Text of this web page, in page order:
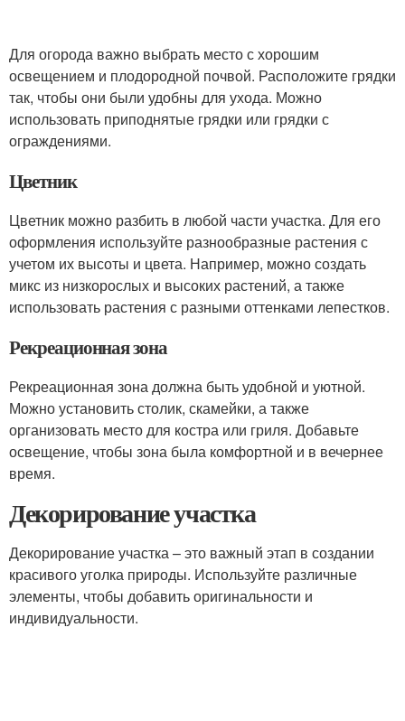
Для огорода важно выбрать место с хорошим
освещением и плодородной почвой. Расположите грядки
так, чтобы они были удобны для ухода. Можно
использовать приподнятые грядки или грядки с
ограждениями.
Цветник
Цветник можно разбить в любой части участка. Для его
оформления используйте разнообразные растения с
учетом их высоты и цвета. Например, можно создать
микс из низкорослых и высоких растений, а также
использовать растения с разными оттенками лепестков.
Рекреационная зона
Рекреационная зона должна быть удобной и уютной.
Можно установить столик, скамейки, а также
организовать место для костра или гриля. Добавьте
освещение, чтобы зона была комфортной и в вечернее
время.
Декорирование участка
Декорирование участка – это важный этап в создании
красивого уголка природы. Используйте различные
элементы, чтобы добавить оригинальности и
индивидуальности.